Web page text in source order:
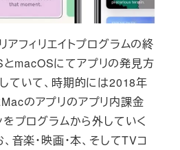
フィリエイトプログラムの終
とmacOSにてアプリの発見方
ていて、時期的には2018年
のアプリのアプリ内課金
をプログラムから外していく
音楽・映画・本、そしてTVコ